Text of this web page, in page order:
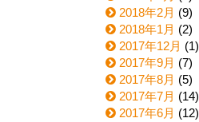
2018年2月 (9)
2018年1月 (2)
2017年12月 (1)
2017年9月 (7)
2017年8月 (5)
2017年7月 (14)
2017年6月 (12)